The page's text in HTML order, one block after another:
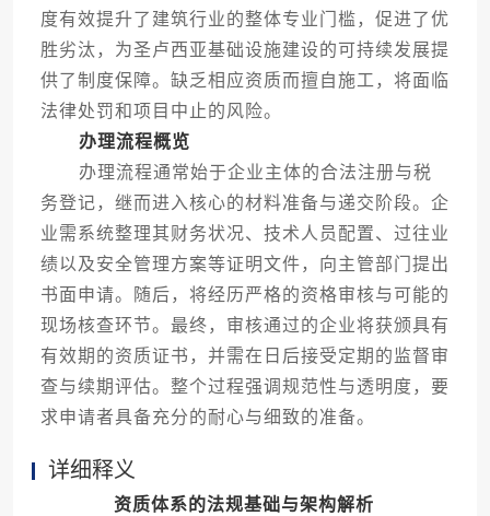
度有效提升了建筑行业的整体专业门槛，促进了优
胜劣汰，为圣卢西亚基础设施建设的可持续发展提
供了制度保障。缺乏相应资质而擅自施工，将面临
法律处罚和项目中止的风险。
办理流程概览
办理流程通常始于企业主体的合法注册与税
务登记，继而进入核心的材料准备与递交阶段。企
业需系统整理其财务状况、技术人员配置、过往业
绩以及安全管理方案等证明文件，向主管部门提出
书面申请。随后，将经历严格的资格审核与可能的
现场核查环节。最终，审核通过的企业将获颁具有
有效期的资质证书，并需在日后接受定期的监督审
查与续期评估。整个过程强调规范性与透明度，要
求申请者具备充分的耐心与细致的准备。
详细释义
资质体系的法规基础与架构解析